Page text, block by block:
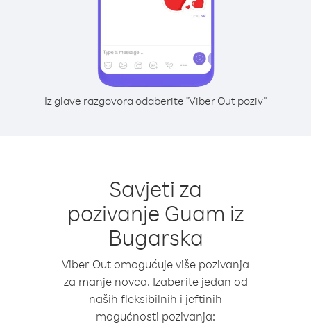
Iz glave razgovora odaberite "Viber Out poziv"
Savjeti za
pozivanje Guam iz
Bugarska
Viber Out omogućuje više pozivanja
za manje novca. Izaberite jedan od
naših fleksibilnih i jeftinih
mogućnosti pozivanja: